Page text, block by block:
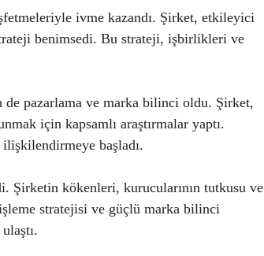
ivme kazandı. Şirket, etkileyici
benimsedi. Bu strateji, işbirlikleri ve
de pazarlama ve marka bilinci oldu. Şirket,
için kapsamlı araştırmalar yaptı.
başladı.
Şirketin kökenleri, kurucularının tutkusu ve
stratejisi ve güçlü marka bilinci